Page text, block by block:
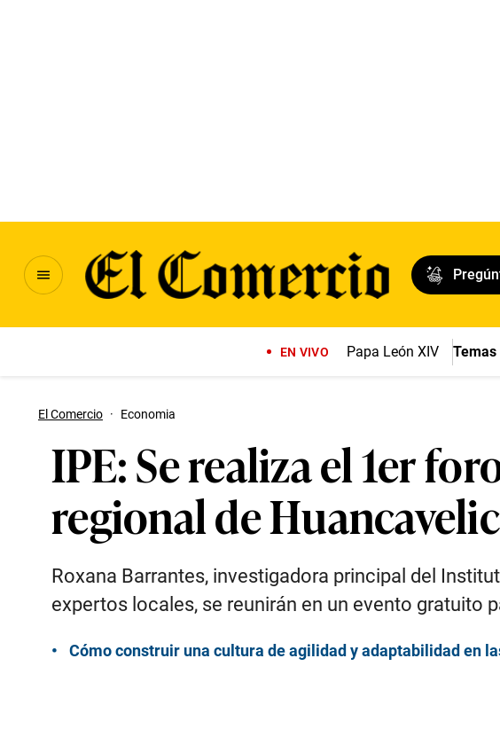
EN VIVO Papa León XIV Temas
El Comercio · Economia
IPE: Se realiza el 1er
regional de
Roxana Barrantes, investigadora principal del
expertos locales, se reunirán en un evento gratuito
Cómo construir una cultura de agilidad y adaptabilidad en